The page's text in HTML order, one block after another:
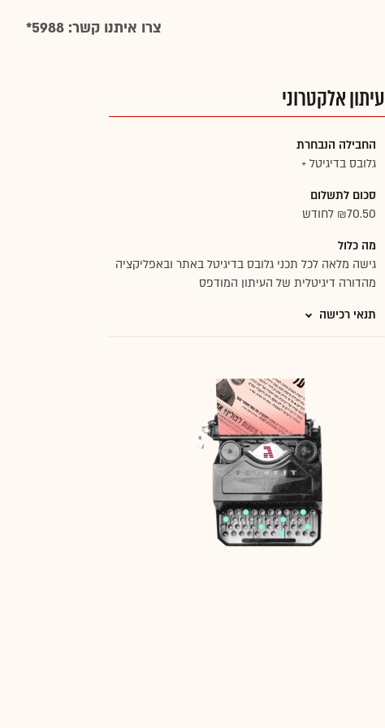
צרו איתנו קשר: 5988*
עיתון אלקטרוני
החבילה הנבחרת
גלובס בדיגיטל +
סכום לתשלום
₪70.50 לחודש
מה כלול
גישה מלאה לכל תכני גלובס בדיגיטל באתר ובאפליקציה
מהדורה דיגיטלית של העיתון המודפס
תנאי רכישה